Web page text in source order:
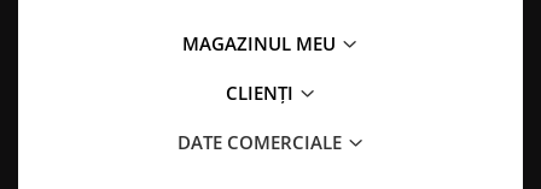
MAGAZINUL MEU
CLIENȚI
DATE COMERCIALE